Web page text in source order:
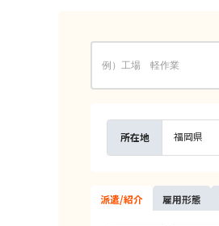
所在地 福岡県
派遣/紹介 雇用形態